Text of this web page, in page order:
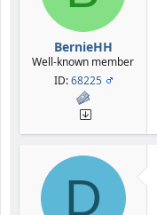
BernieHH
Well-known member
ID:68225
D